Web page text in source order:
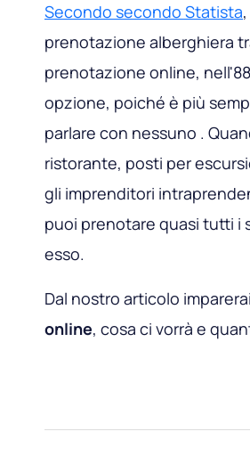
Secondo secondo Statista
prenotazione alberghiera
prenotazione online,
opzione, poiché è più
parlare con nessuno .
ristorante, posti per
gli imprenditori
puoi prenotare quasi tutti i
esso.
Dal nostro articolo
online, cosa ci vorrà e